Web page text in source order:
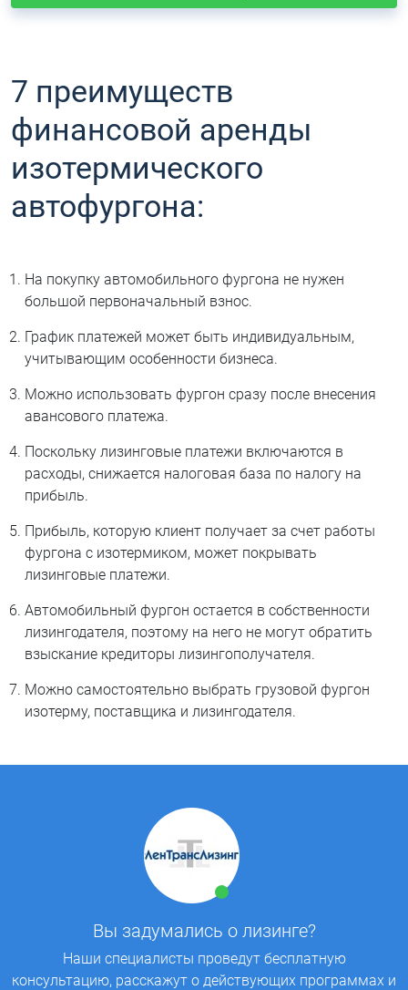
7 преимуществ
финансовой аренды
изотермического
автофургона:
На покупку автомобильного фургона не нужен
большой первоначальный взнос.
График платежей может быть индивидуальным,
учитывающим особенности бизнеса.
Можно использовать фургон сразу после внесения
авансового платежа.
Поскольку лизинговые платежи включаются в
расходы, снижается налоговая база по налогу на
прибыль.
Прибыль, которую клиент получает за счет работы
фургона с изотермиком, может покрывать
лизинговые платежи.
Автомобильный фургон остается в собственности
лизингодателя, поэтому на него не могут обратить
взыскание кредиторы лизингополучателя.
Можно самостоятельно выбрать грузовой фургон
изотерму, поставщика и лизингодателя.
Вы задумались о лизинге?
Наши специалисты проведут бесплатную
консультацию, расскажут о действующих программах и